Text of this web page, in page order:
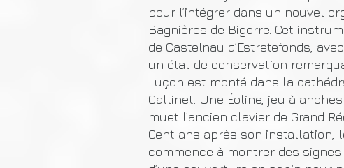
pour l’intégrer dans un nouvel
Bagnières de Bigorre. Cet
de Castelnau d’Estretefonds,
un état de conservation
Luçon est monté dans la
Callinet. Une Éoline, jeu à
muet l’ancien clavier de Grand
Cent ans après son installation,
commence à montrer des